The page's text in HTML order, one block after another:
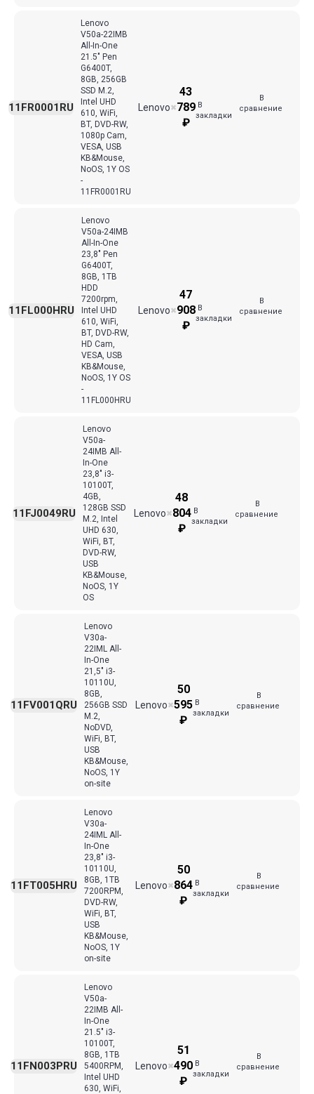
Lenovo
V50a-22IMB
All-In-One
21.5" Pen
G6400T,
8GB, 256GB
SSD M.2,
Intel UHD
610, WiFi,
BT, DVD-RW,
1080p Cam,
VESA, USB
KB&Mouse,
NoOS, 1Y OS
-
11FR0001RU
Lenovo
11FR0001RU ✖
43
789
₽
В
закладки
В
сравнение
Lenovo
V50a-24IMB
All-In-One
23,8" Pen
G6400T,
8GB, 1TB
HDD
7200rpm,
Intel UHD
610, WiFi,
BT, DVD-RW,
HD Cam,
VESA, USB
KB&Mouse,
NoOS, 1Y OS
-
11FL000HRU
Lenovo
11FL000HRU ✖
47
908
₽
В
закладки
В
сравнение
Lenovo
V50a-
24IMB All-
In-One
23,8" i3-
10100T,
4GB,
128GB SSD
M.2, Intel
UHD 630,
WiFi, BT,
DVD-RW,
USB
KB&Mouse,
NoOS, 1Y
OS
Lenovo
11FJ0049RU ✖
48
804
₽
В
закладки
В
сравнение
Lenovo
V30a-
22IML All-
In-One
21,5" i3-
10110U,
8GB,
256GB SSD
M.2,
NoDVD,
WiFi, BT,
USB
KB&Mouse,
NoOS, 1Y
on-site
Lenovo
11FV001QRU ✖
50
595
₽
В
закладки
В
сравнение
Lenovo
V30a-
24IML All-
In-One
23,8" i3-
10110U,
8GB, 1TB
7200RPM,
DVD-RW,
WiFi, BT,
USB
KB&Mouse,
NoOS, 1Y
on-site
Lenovo
11FT005HRU ✖
50
864
₽
В
закладки
В
сравнение
Lenovo
V50a-
22IMB All-
In-One
21.5" i3-
10100T,
8GB, 1TB
5400RPM,
Intel UHD
630, WiFi,
Lenovo
11FN003PRU ✖
51
490
₽
В
закладки
В
сравнение